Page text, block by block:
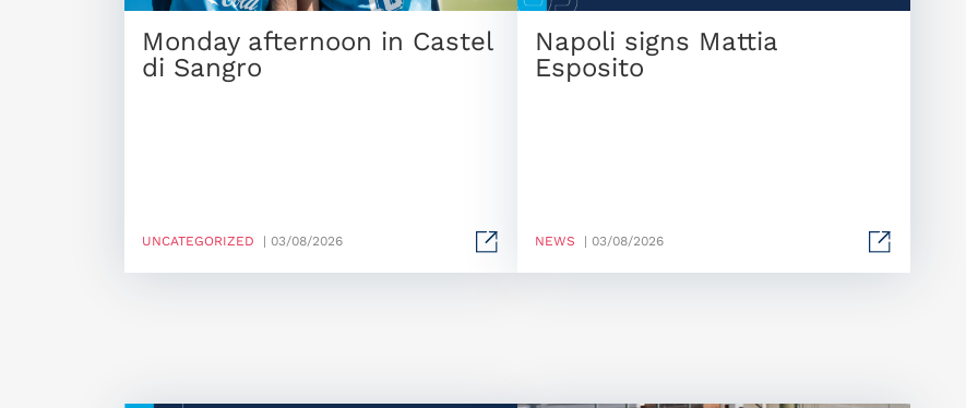
Monday afternoon in Castel
di Sangro
UNCATEGORIZED | 03/08/2026
Napoli signs Mattia
Esposito
NEWS | 03/08/2026